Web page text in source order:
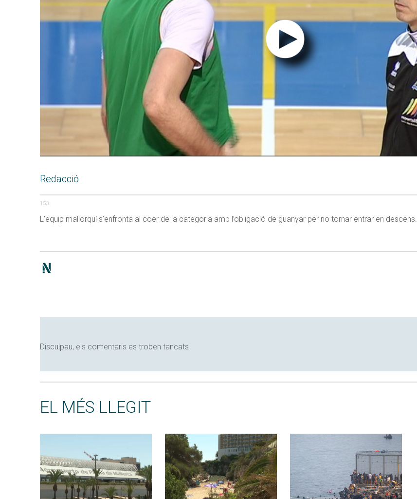
Redacció
153
L’equip mallorquí s’enfronta al coer de la categoria amb l’obligació de guanyar per no tornar entrar en descens.
Disculpau, els comentaris es troben tancats
EL MÉS LLEGIT